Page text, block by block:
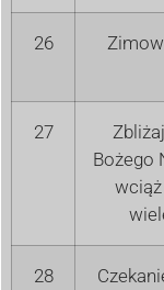
26
27
Bożego
28